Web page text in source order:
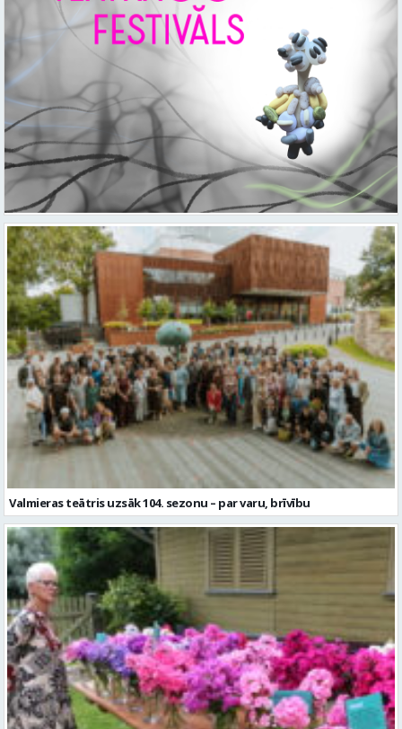
Valmieras teātris uzsāk 104. sezonu – par varu, brīvību